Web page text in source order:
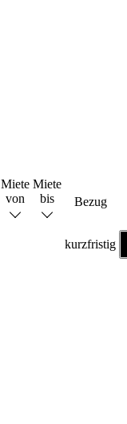
Miete
von
Miete
bis
Bezug
kurzfristig